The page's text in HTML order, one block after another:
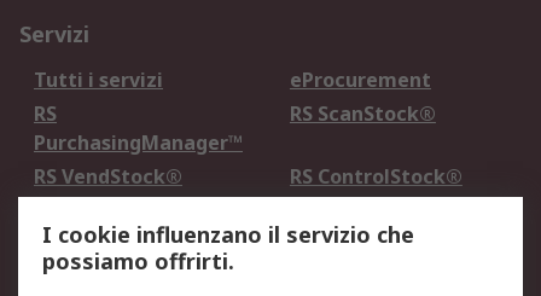
Servizi
Tutti i servizi
eProcurement
RS
PurchasingManager™
RS ScanStock®
RS VendStock®
RS ControlStock®
Legale
I cookie influenzano il servizio che
possiamo offrirti.